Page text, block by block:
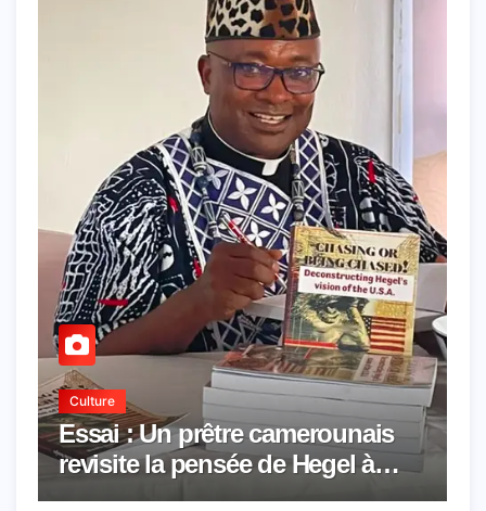
Culture
Essai : Un prêtre camerounais
revisite la pensée de Hegel à
travers le rêve américain